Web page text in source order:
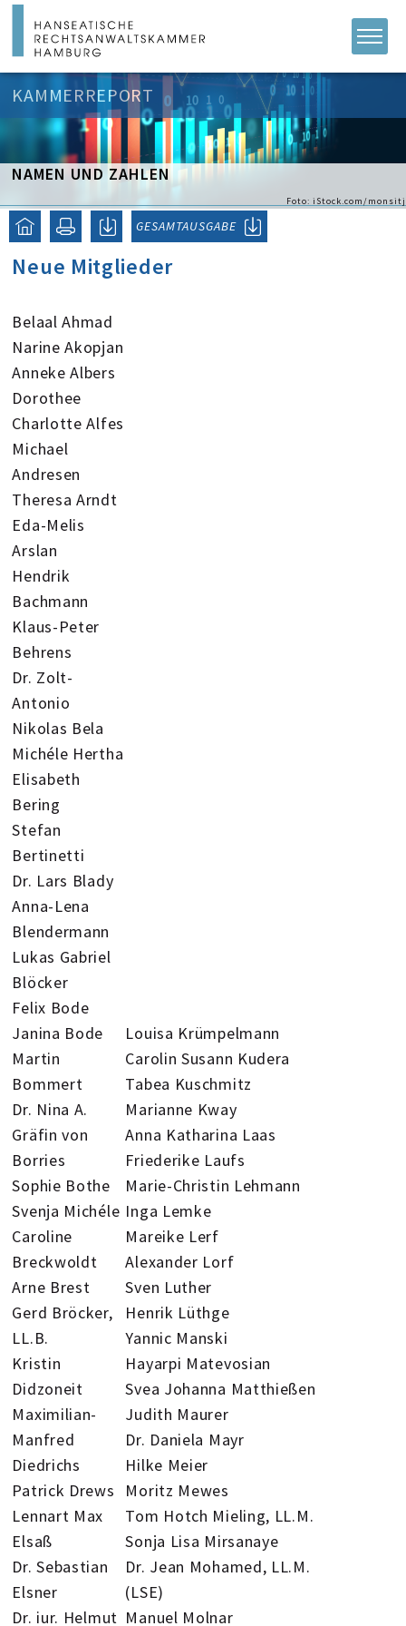
KAMMERREPORT
Foto: iStock.com/monsitj
NAMEN UND ZAHLEN
GESAMTAUSGABE
Neue Mitglieder
Belaal Ahmad
Narine Akopjan
Anneke Albers
Dorothee
Charlotte Alfes
Michael
Andresen
Theresa Arndt
Eda-Melis
Arslan
Hendrik
Bachmann
Klaus-Peter
Behrens
Dr. Zolt-
Antonio
Nikolas Bela
Michéle Hertha
Elisabeth
Bering
Stefan
Bertinetti
Dr. Lars Blady
Anna-Lena
Blendermann
Lukas Gabriel
Blöcker
Felix Bode
Janina Bode
Martin
Bommert
Dr. Nina A.
Gräfin von
Borries
Sophie Bothe
Svenja Michéle
Caroline
Breckwoldt
Arne Brest
Gerd Bröcker,
LL.B.
Kristin
Didzoneit
Maximilian-
Manfred
Diedrichs
Patrick Drews
Lennart Max
Elsaß
Dr. Sebastian
Elsner
Dr. iur. Helmut
Louisa Krümpelmann
Carolin Susann Kudera
Tabea Kuschmitz
Marianne Kway
Anna Katharina Laas
Friederike Laufs
Marie-Christin Lehmann
Inga Lemke
Mareike Lerf
Alexander Lorf
Sven Luther
Henrik Lüthge
Yannic Manski
Hayarpi Matevosian
Svea Johanna Matthießen
Judith Maurer
Dr. Daniela Mayr
Hilke Meier
Moritz Mewes
Tom Hotch Mieling, LL.M.
Sonja Lisa Mirsanaye
Dr. Jean Mohamed, LL.M.
(LSE)
Manuel Molnar